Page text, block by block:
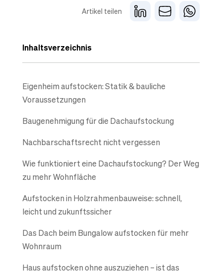
Artikel teilen
Inhaltsverzeichnis
Eigenheim aufstocken: Statik & bauliche
Voraussetzungen
Baugenehmigung für die Dachaufstockung
Nachbarschaftsrecht nicht vergessen
Wie funktioniert eine Dachaufstockung? Der Weg
zu mehr Wohnfläche
Aufstocken in Holzrahmenbauweise: schnell,
leicht und zukunftssicher
Das Dach beim Bungalow aufstocken für mehr
Wohnraum
Haus aufstocken ohne auszuziehen – ist das